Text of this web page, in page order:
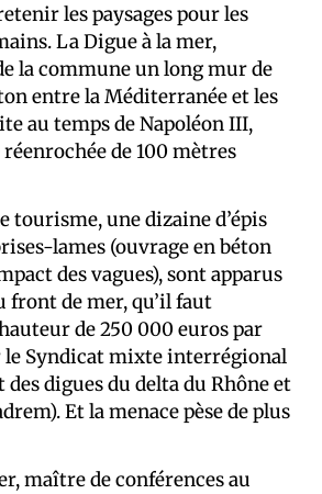
les paysages pour les
La Digue à la mer,
la commune un long mur de
entre la Méditerranée et les
au temps de Napoléon III,
réenrochée de 100 mètres
tourisme, une dizaine d’épis
lames (ouvrage en béton
des vagues), sont apparus
front de mer, qu’il faut
de 250 000 euros par
le Syndicat mixte interrégional
des digues du delta du Rhône et
Et la menace pèse de plus
maître de conférences au